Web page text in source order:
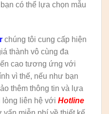
có thể lựa chọn mẫu
chúng tôi cung cấp hiện
thành vô cùng đa
cao tương ứng với
vì thế, nếu như bạn
thêm thông tin và lựa
lòng liên hệ với Hotline